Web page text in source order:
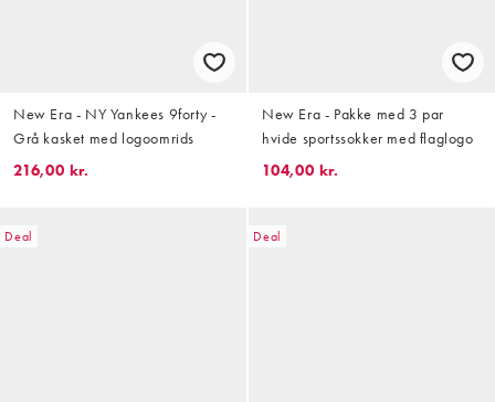
New Era - NY Yankees 9forty -
Grå kasket med logoomrids
216,00 kr.
New Era - Pakke med 3 par
hvide sportssokker med flaglogo
104,00 kr.
Deal Deal